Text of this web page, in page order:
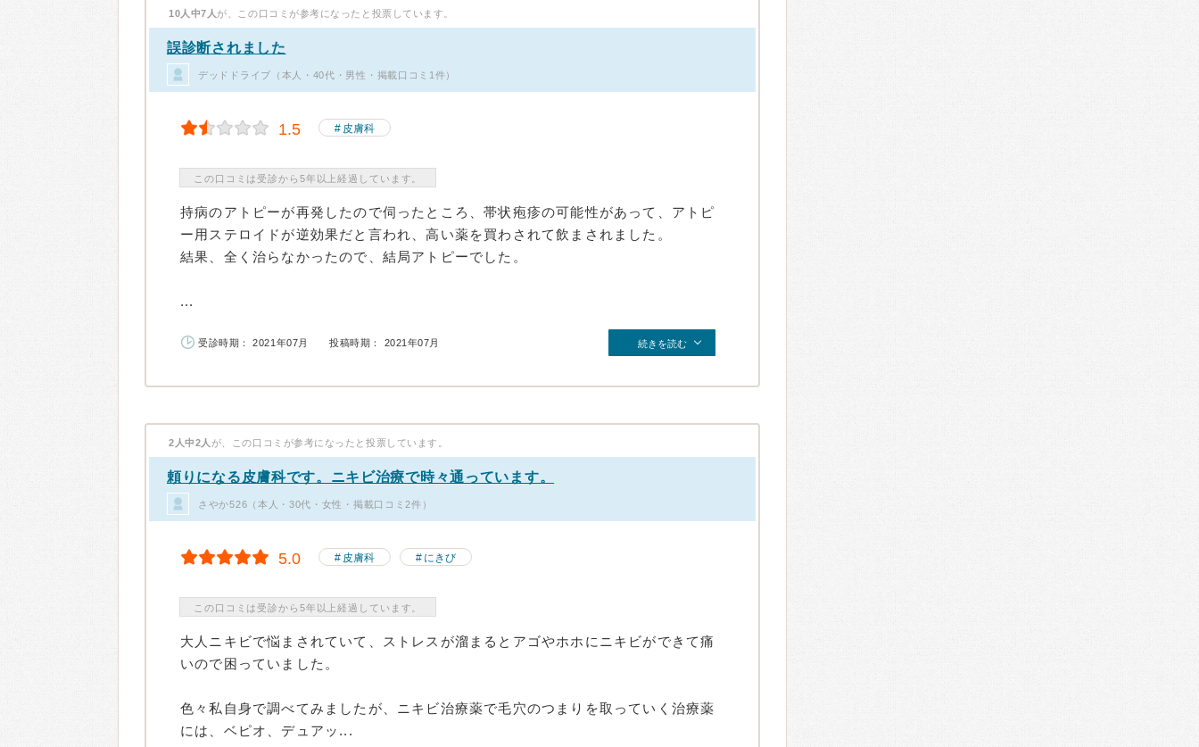
10人中7人 が、この口コミが参考になったと投票しています。
誤診断されました
デッドドライブ（本人・40代・男性・掲載口コミ1件）
1.5 皮膚科
この口コミは受診から5年以上経過しています。
持病のアトピーが再発したので伺ったところ、帯状疱疹の可能性があって、アトピ
ー用ステロイドが逆効果だと言われ、高い薬を買わされて飲まされました。
結果、全く治らなかったので、結局アトピーでした。
...
受診時期： 2021年07月 投稿時期： 2021年07月 続きを読む
2人中2人 が、この口コミが参考になったと投票しています。
頼りになる皮膚科です。ニキビ治療で時々通っています。
さやか526（本人・30代・女性・掲載口コミ2件）
5.0 皮膚科 にきび
この口コミは受診から5年以上経過しています。
大人ニキビで悩まされていて、ストレスが溜まるとアゴやホホにニキビができて痛
いので困っていました。
色々私自身で調べてみましたが、ニキビ治療薬で毛穴のつまりを取っていく治療薬
には、ベピオ、デュアッ...